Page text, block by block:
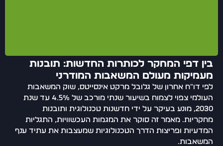
בין דפי המחקר לכותרות החדשות: תובנות
מעמיקות מעולם המשאבות המודרני
לפי דו"ח אחרון של גלובל מרקט אינסייטס, שוק המשאבות
העולמי צפוי לצמוח בשיעור שנתי מורכב של 4.5% עד שנת
2030, מונע בעיקר על ידי חדשנות טכנולוגית ותובנות
מחקריות. מאמר זה סוקר את המגמות העכשוויות, התגליות
המדעיות ופריצות הדרך הטכנולוגיות שמעצבות את עתיד ענף
המשאבות.